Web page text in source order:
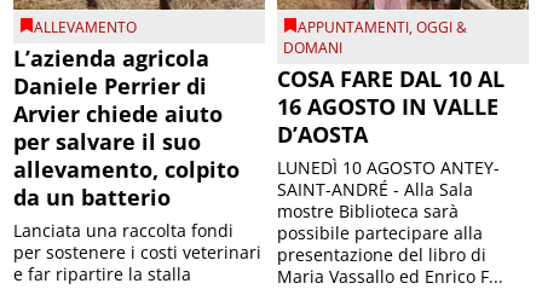
ALLEVAMENTO
L’azienda agricola
Daniele Perrier di
Arvier chiede aiuto
per salvare il suo
allevamento, colpito
da un batterio
Lanciata una raccolta fondi
per sostenere i costi veterinari
e far ripartire la stalla
APPUNTAMENTI,OGGI &
DOMANI
COSA FARE DAL 10 AL
16 AGOSTO IN VALLE
D’AOSTA
LUNEDÌ 10 AGOSTO ANTEY-
SAINT-ANDRÉ - Alla Sala
mostre Biblioteca sarà
possibile partecipare alla
presentazione del libro di
Maria Vassallo ed Enrico F...